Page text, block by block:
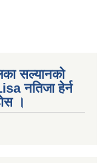
सल्यानको
नतिजा हेर्न
।